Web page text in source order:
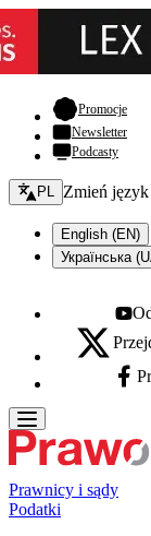
Promocje-
Newsletter
Podcasty
Zmień język -
PL Zmień
English (EN)
Українська
X - otwiera
Prawnicy i sądy
Podatki